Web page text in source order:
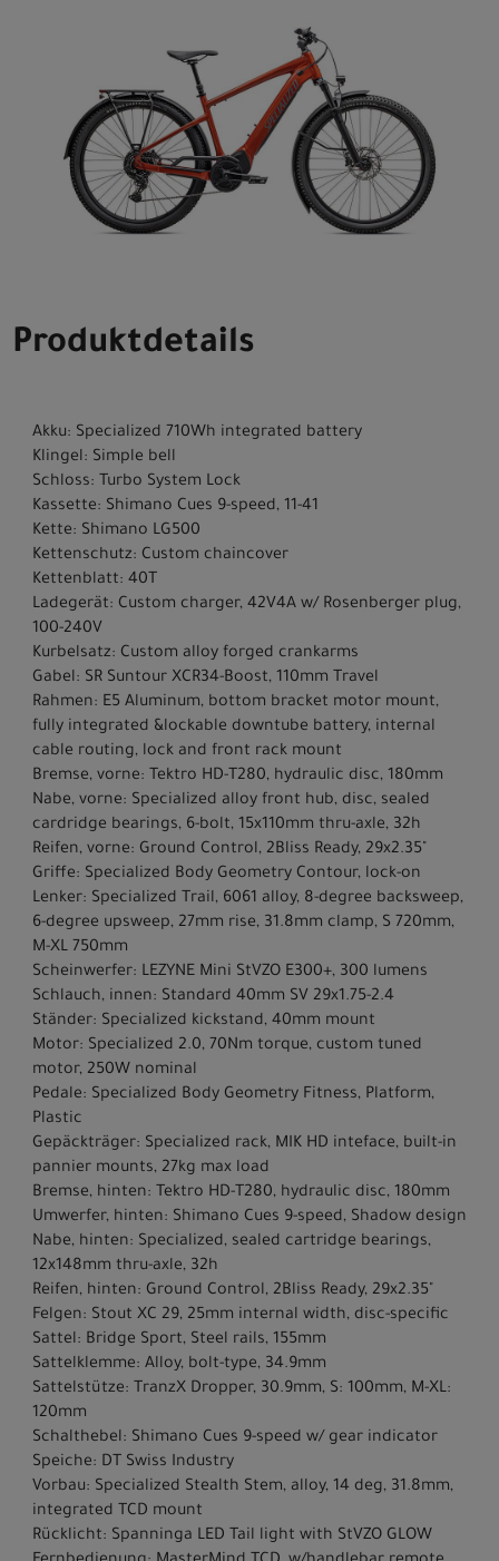
Produktdetails
Akku: Specialized 710Wh integrated battery
Klingel: Simple bell
Schloss: Turbo System Lock
Kassette: Shimano Cues 9-speed, 11-41
Kette: Shimano LG500
Kettenschutz: Custom chaincover
Kettenblatt: 40T
Ladegerät: Custom charger, 42V4A w/ Rosenberger plug,
100-240V
Kurbelsatz: Custom alloy forged crankarms
Gabel: SR Suntour XCR34-Boost, 110mm Travel
Rahmen: E5 Aluminum, bottom bracket motor mount,
fully integrated &lockable downtube battery, internal
cable routing, lock and front rack mount
Bremse, vorne: Tektro HD-T280, hydraulic disc, 180mm
Nabe, vorne: Specialized alloy front hub, disc, sealed
cardridge bearings, 6-bolt, 15x110mm thru-axle, 32h
Reifen, vorne: Ground Control, 2Bliss Ready, 29x2.35"
Griffe: Specialized Body Geometry Contour, lock-on
Lenker: Specialized Trail, 6061 alloy, 8-degree backsweep,
6-degree upsweep, 27mm rise, 31.8mm clamp, S 720mm,
M-XL 750mm
Scheinwerfer: LEZYNE Mini StVZO E300+, 300 lumens
Schlauch, innen: Standard 40mm SV 29x1.75-2.4
Ständer: Specialized kickstand, 40mm mount
Motor: Specialized 2.0, 70Nm torque, custom tuned
motor, 250W nominal
Pedale: Specialized Body Geometry Fitness, Platform,
Plastic
Gepäckträger: Specialized rack, MIK HD inteface, built-in
pannier mounts, 27kg max load
Bremse, hinten: Tektro HD-T280, hydraulic disc, 180mm
Umwerfer, hinten: Shimano Cues 9-speed, Shadow design
Nabe, hinten: Specialized, sealed cartridge bearings,
12x148mm thru-axle, 32h
Reifen, hinten: Ground Control, 2Bliss Ready, 29x2.35"
Felgen: Stout XC 29, 25mm internal width, disc-specific
Sattel: Bridge Sport, Steel rails, 155mm
Sattelklemme: Alloy, bolt-type, 34.9mm
Sattelstütze: TranzX Dropper, 30.9mm, S: 100mm, M-XL:
120mm
Schalthebel: Shimano Cues 9-speed w/ gear indicator
Speiche: DT Swiss Industry
Vorbau: Specialized Stealth Stem, alloy, 14 deg, 31.8mm,
integrated TCD mount
Rücklicht: Spanninga LED Tail light with StVZO GLOW